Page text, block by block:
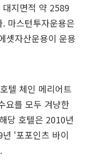
지면적 약 2589
마스턴투자운용은
셋자산운용이 운용
텔 체인 메리어트
요를 모두 겨냥한
당 호텔은 2010년
‘포포인츠 바이